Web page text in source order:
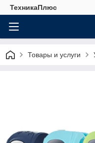
ТехникаПлюс
Товары и услуги